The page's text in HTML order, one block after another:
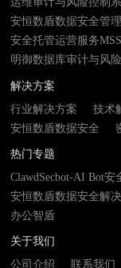
安恒数盾数据安全管
安全托管运营服务MSS
明御数据库审计与风
解决方案
行业解决方案
技术
安恒数盾数据安全
热门专题
ClawdSecbot-AI Bot安
安恒数盾数据安全解
办公智盾
关于我们
公司介绍
联系我们